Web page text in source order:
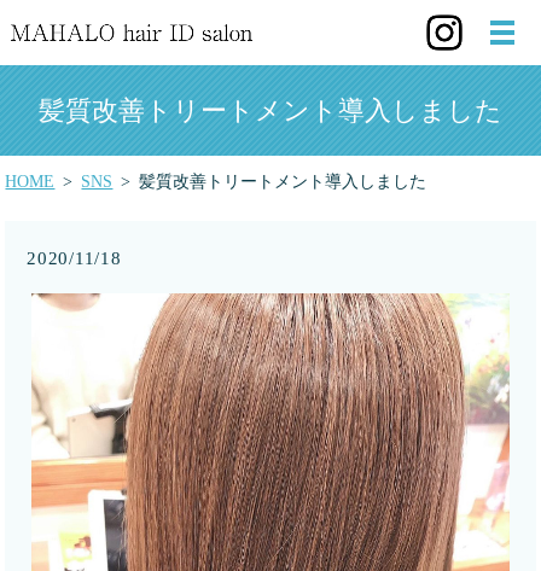
髪質改善トリートメント導入しました
HOME SNS 髪質改善トリートメント導入しました
2020/11/18